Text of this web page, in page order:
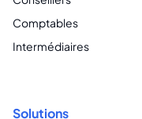
Comptables
Intermédiaires
Solutions